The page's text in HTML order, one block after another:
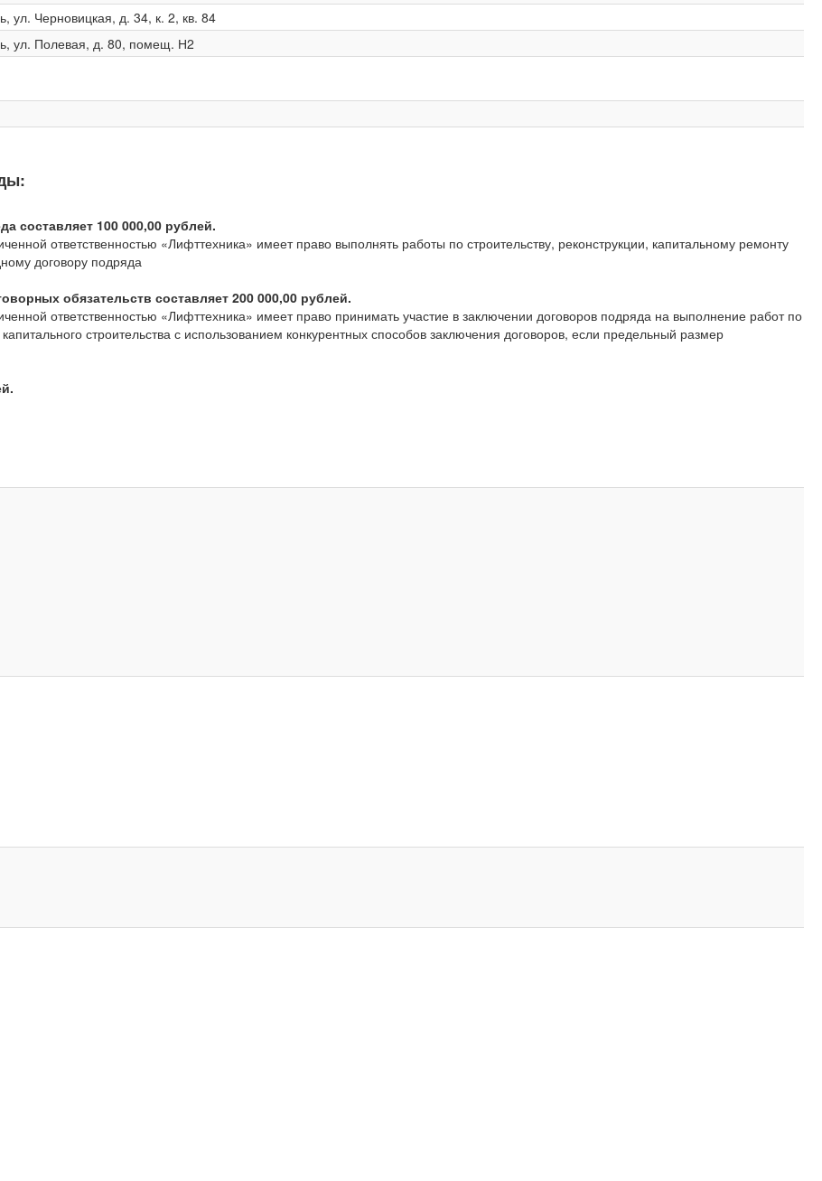
ул. Черновицкая, д. 34, к. 2, кв. 84
ул. Полевая, д. 80, помещ. Н2
составляет 100 000,00 рублей.
ответственностью «Лифттехника» имеет право выполнять работы по строительству, реконструкции, капитальному ремонту
договору подряда
обязательств составляет 200 000,00 рублей.
ответственностью «Лифттехника» имеет право принимать участие в заключении договоров подряда на выполнение работ по
строительства с использованием конкурентных способов заключения договоров, если предельный размер